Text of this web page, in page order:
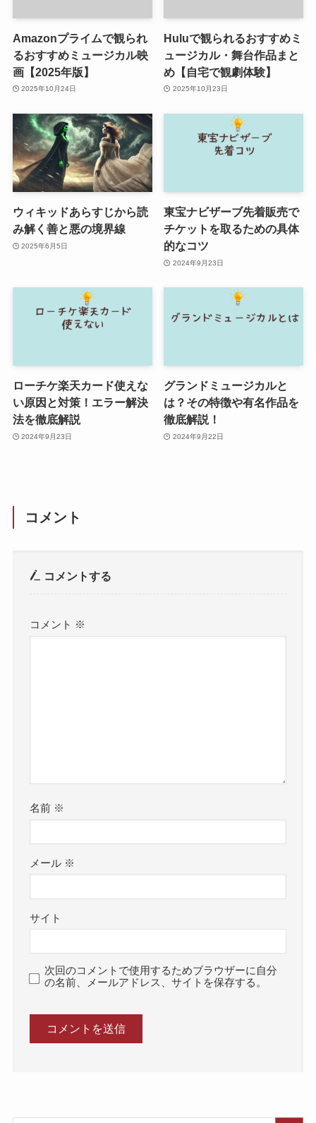
Amazonプライムで観られ
るおすすめミュージカル映
画【2025年版】
2025年10月24日
Huluで観られるおすすめミ
ュージカル・舞台作品まと
め【自宅で観劇体験】
2025年10月23日
ウィキッドあらすじから読
み解く善と悪の境界線
2025年6月5日
東宝ナビザーブ先着販売で
チケットを取るための具体
的なコツ
2024年9月23日
ローチケ楽天カード使えな
い原因と対策！エラー解決
法を徹底解説
2024年9月23日
グランドミュージカルと
は？その特徴や有名作品を
徹底解説！
2024年9月22日
コメント
コメントする
コメント ※
名前 ※
メール ※
サイト
次回のコメントで使用するためブラウザーに自分
の名前、メールアドレス、サイトを保存する。